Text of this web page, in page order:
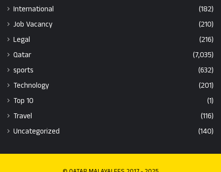
International
(182)
Job Vacancy
(210)
Legal
(216)
Qatar
(7,035)
sports
(632)
Technology
(201)
Top 10
(1)
Travel
(116)
Uncategorized
(140)